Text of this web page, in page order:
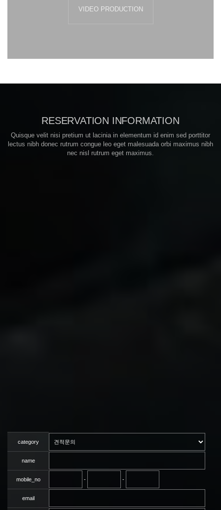
VIDEO PRODUCTION
RESERVATION INFORMATION
Quisque velit nisi pretium ut lacinia in elementum id enim sed porttitor
lectus nibh donec rutrum congue leo eget malesuada orbi maximus nibh
nec nisl rutrum eget maximus.
category
name
mobile_no - -
email